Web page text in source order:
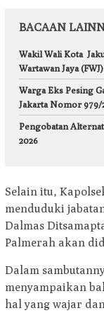
BACAAN
Wakil Wali Kota
Wartawan Jaya
Warga Eks Pesing
Jakarta Nomor 979/
Pengobatan
2026
Selain itu,
menduduki
Dalmas
Palmerah akan
Dalam
menyampaikan
hal yang wajar